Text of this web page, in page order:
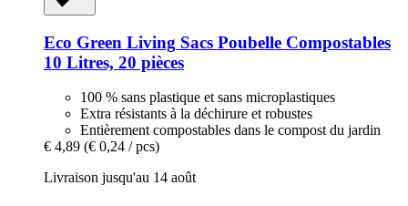
Eco Green Living Sacs Poubelle Compostables
10 Litres, 20 pièces
100 % sans plastique et sans microplastiques
Extra résistants à la déchirure et robustes
Entièrement compostables dans le compost du jardin
€ 4,89 (€ 0,24 / pcs)
Livraison jusqu'au 14 août